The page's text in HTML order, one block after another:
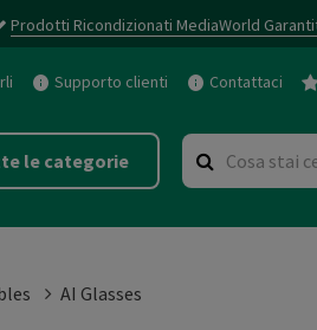
Prodotti Ricondizionati MediaWorld
Supporto clienti Contattaci
le categorie
AI Glasses